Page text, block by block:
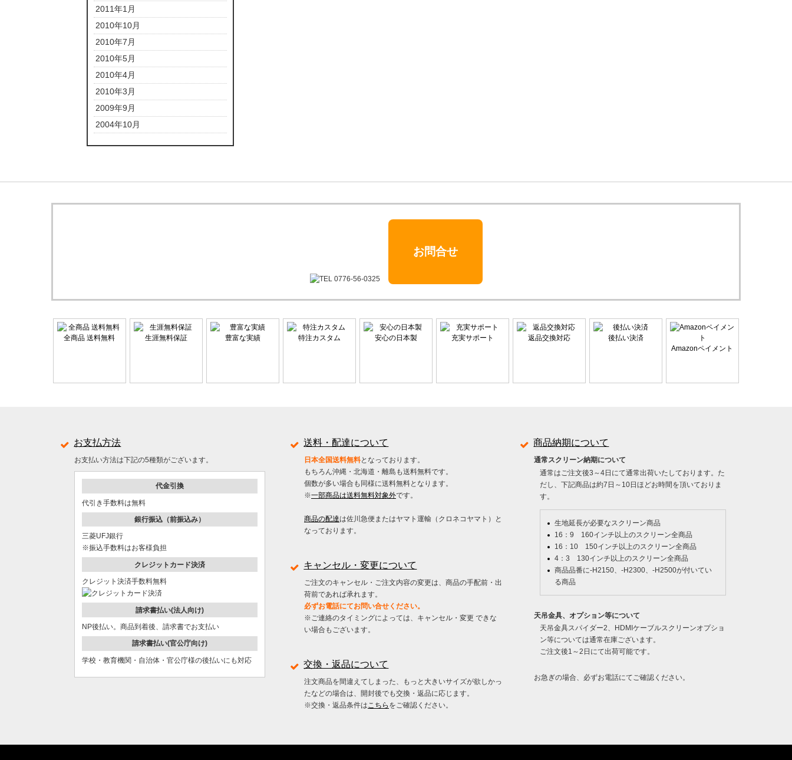
2011年1月
2010年10月
2010年7月
2010年5月
2010年4月
2010年3月
2009年9月
2004年10月
お問合せ
全商品 送料無料 生涯無料保証 豊富な実績 特注カスタム 安心の日本製 充実サポート 返品交換対応
後払い決済
Amazonペイメント
お支払方法
お支払い方法は下記の5種類がございます。
代金引換
代引き手数料は無料
銀行振込（前振込み）
三菱UFJ銀行
※振込手数料はお客様負担
クレジットカード決済
クレジット決済手数料無料
請求書払い(法人向け)
NP後払い。商品到着後、請求書でお支払い
請求書払い(官公庁向け)
学校・教育機関・自治体・官公庁様の後払いにも対応
送料・配達について
日本全国送料無料となっております。
もちろん沖縄・北海道・離島も送料無料です。
個数が多い場合も同様に送料無料となります。
※一部商品は送料無料対象外です。
商品の配達は佐川急便またはヤマト運輸（クロネコヤマト）と
なっております。
キャンセル・変更について
ご注文のキャンセル・ご注文内容の変更は、商品の手配前・出
荷前であれば承れます。
必ずお電話にてお問い合せください。
※ご連絡のタイミングによっては、キャンセル・変更 できな
い場合もございます。
交換・返品について
注文商品を間違えてしまった、もっと大きいサイズが欲しかっ
たなどの場合は、開封後でも交換・返品に応じます。
※交換・返品条件はこちら をご確認ください。
商品納期について
通常スクリーン納期について
通常はご注文後3～4日にて通常出荷いたしております。た
だし、下記商品は約7日～10日ほどお時間を頂いておりま
す。
生地延長が必要なスクリーン商品
16：9 160インチ以上のスクリーン全商品
16：10 150インチ以上のスクリーン全商品
4：3 130インチ以上のスクリーン全商品
商品品番に-H2150、-H2300、-H2500が付いてい
る商品
天吊金具、オプション等について
天吊金具スパイダー2、HDMIケーブルスクリーンオプショ
ン等については通常在庫ございます。
ご注文後1～2日にて出荷可能です。
お急ぎの場合、必ずお電話にてご確認ください。